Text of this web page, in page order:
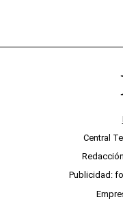
Central
Publicidad: